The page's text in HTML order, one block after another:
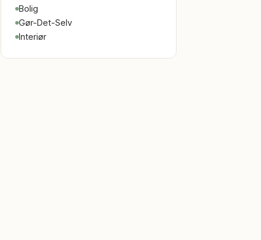
Bolig
Gør-Det-Selv
Interiør